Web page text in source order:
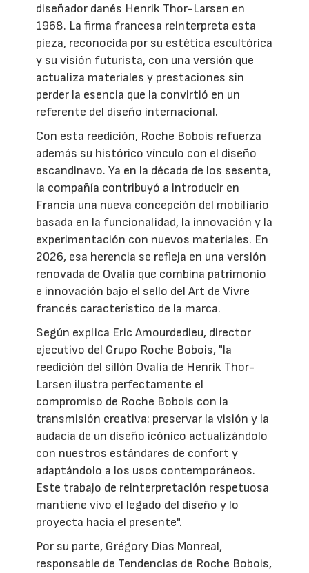
diseñador danés Henrik Thor-Larsen en
1968. La firma francesa reinterpreta esta
pieza, reconocida por su estética escultórica
y su visión futurista, con una versión que
actualiza materiales y prestaciones sin
perder la esencia que la convirtió en un
referente del diseño internacional.
Con esta reedición, Roche Bobois refuerza
además su histórico vínculo con el diseño
escandinavo. Ya en la década de los sesenta,
la compañía contribuyó a introducir en
Francia una nueva concepción del mobiliario
basada en la funcionalidad, la innovación y la
experimentación con nuevos materiales. En
2026, esa herencia se refleja en una versión
renovada de Ovalia que combina patrimonio
e innovación bajo el sello del Art de Vivre
francés característico de la marca.
Según explica Eric Amourdedieu, director
ejecutivo del Grupo Roche Bobois, "la
reedición del sillón Ovalia de Henrik Thor-
Larsen ilustra perfectamente el
compromiso de Roche Bobois con la
transmisión creativa: preservar la visión y la
audacia de un diseño icónico actualizándolo
con nuestros estándares de confort y
adaptándolo a los usos contemporáneos.
Este trabajo de reinterpretación respetuosa
mantiene vivo el legado del diseño y lo
proyecta hacia el presente".
Por su parte, Grégory Dias Monreal,
responsable de Tendencias de Roche Bobois,